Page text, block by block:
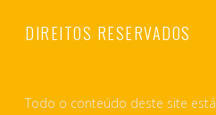
DIREITOS RESERVADOS
Todo o conteúdo deste site está